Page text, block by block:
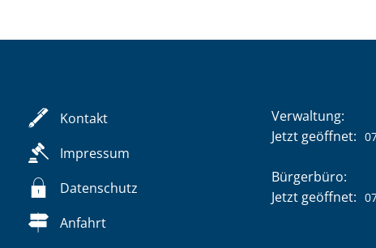
Kontakt
Impressum
Datenschutz
Anfahrt
Verwaltung:
Klicken, um
Jetzt geöffnet:
Bürgerbüro:
Klicken, um
Jetzt geöffnet: